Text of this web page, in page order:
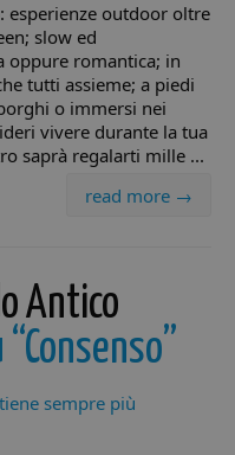
esperienze outdoor oltre
slow ed
oppure romantica; in
tutti assieme; a piedi
o immersi nei
vivere durante la tua
saprà regalarti mille ...
read more →
Antico